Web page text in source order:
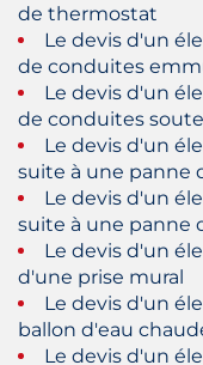
de thermostat
Le devis d'un
de conduites
Le devis d'un
de conduites
Le devis d'un
suite à une panne
Le devis d'un
suite à une panne
Le devis d'un
d'une prise mural
Le devis d'un
ballon d'eau
Le devis d'un